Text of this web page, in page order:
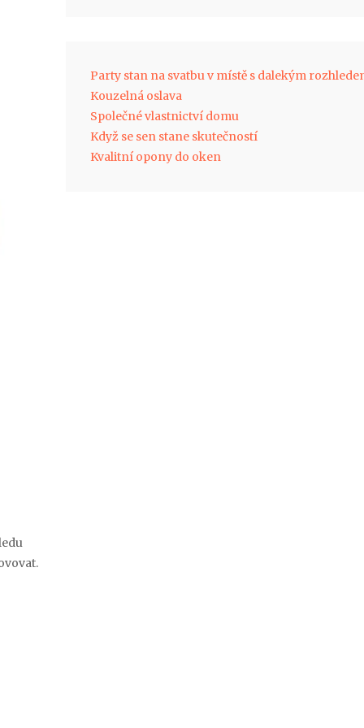
Party stan na svatbu v místě s dalekým
Kouzelná oslava
Společné vlastnictví domu
Když se sen stane skutečností
Kvalitní opony do oken